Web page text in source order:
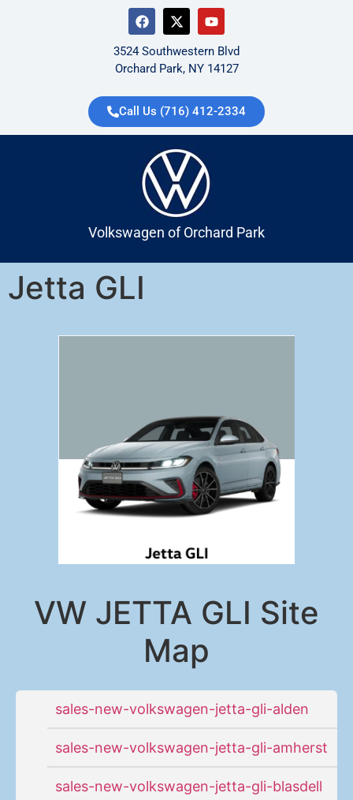
3524 Southwestern Blvd
Orchard Park, NY 14127
Call Us (716) 412-2334
Volkswagen of Orchard Park
Jetta GLI
VW JETTA GLI Site
Map
sales-new-volkswagen-jetta-gli-alden
sales-new-volkswagen-jetta-gli-amherst
sales-new-volkswagen-jetta-gli-blasdell